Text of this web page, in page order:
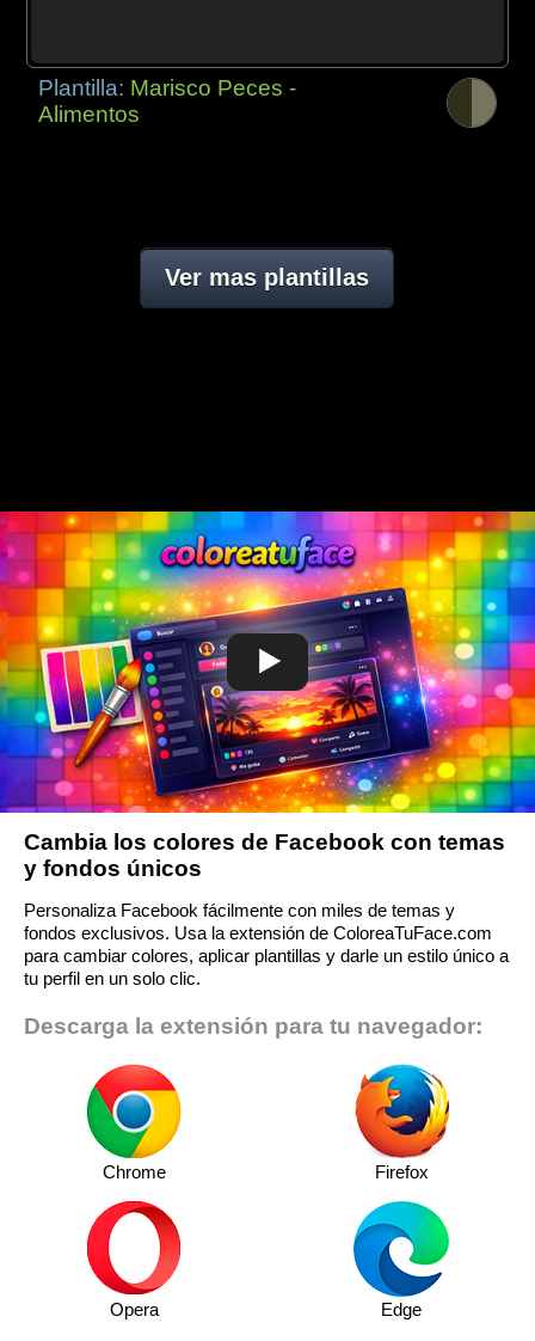
Plantilla: Marisco Peces -
Alimentos
Ver mas plantillas
Cambia los colores de Facebook con temas
y fondos únicos
Personaliza Facebook fácilmente con miles de temas y
fondos exclusivos. Usa la extensión de ColoreaTuFace.com
para cambiar colores, aplicar plantillas y darle un estilo único a
tu perfil en un solo clic.
Descarga la extensión para tu navegador:
Chrome Firefox
Opera Edge